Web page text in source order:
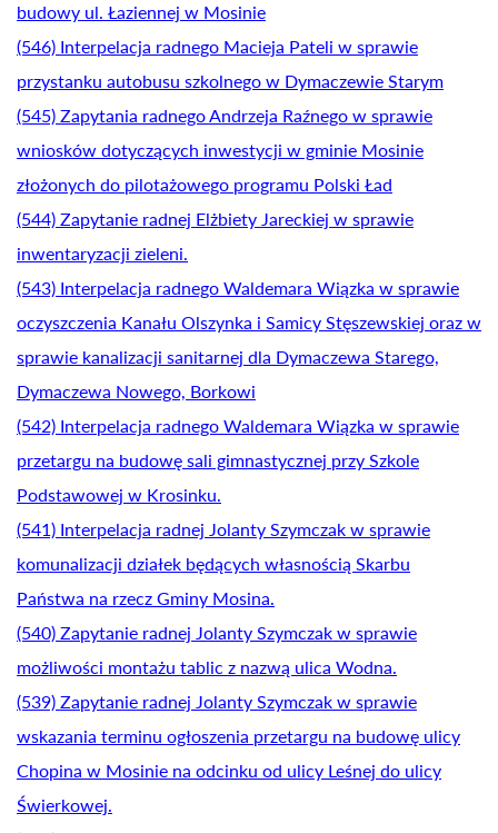
budowy ul. Łaziennej w Mosinie
(546) Interpelacja radnego Macieja Pateli w sprawie
przystanku autobusu szkolnego w Dymaczewie Starym
(545) Zapytania radnego Andrzeja Raźnego w sprawie
wniosków dotyczących inwestycji w gminie Mosinie
złożonych do pilotażowego programu Polski Ład
(544) Zapytanie radnej Elżbiety Jareckiej w sprawie
inwentaryzacji zieleni.
(543) Interpelacja radnego Waldemara Wiązka w sprawie
oczyszczenia Kanału Olszynka i Samicy Stęszewskiej oraz w
sprawie kanalizacji sanitarnej dla Dymaczewa Starego,
Dymaczewa Nowego, Borkowi
(542) Interpelacja radnego Waldemara Wiązka w sprawie
przetargu na budowę sali gimnastycznej przy Szkole
Podstawowej w Krosinku.
(541) Interpelacja radnej Jolanty Szymczak w sprawie
komunalizacji działek będących własnością Skarbu
Państwa na rzecz Gminy Mosina.
(540) Zapytanie radnej Jolanty Szymczak w sprawie
możliwości montażu tablic z nazwą ulica Wodna.
(539) Zapytanie radnej Jolanty Szymczak w sprawie
wskazania terminu ogłoszenia przetargu na budowę ulicy
Chopina w Mosinie na odcinku od ulicy Leśnej do ulicy
Świerkowej.